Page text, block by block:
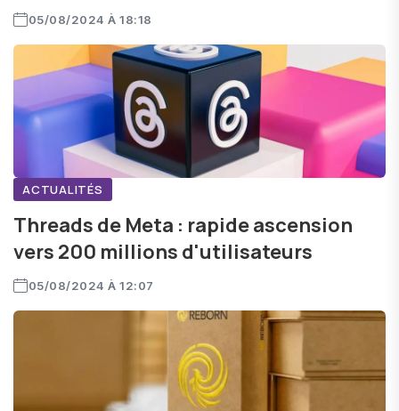
05/08/2024 À 18:18
ACTUALITÉS
Threads de Meta : rapide ascension
vers 200 millions d'utilisateurs
05/08/2024 À 12:07